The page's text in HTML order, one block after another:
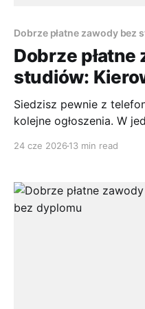
Dobrze płatne zawody bez
Dobrze płatne
studiów:
Siedzisz pewnie z
kolejne ogłoszenia. W
jeden z
dobrze płatne zawody
24 cze 2026 13 min read